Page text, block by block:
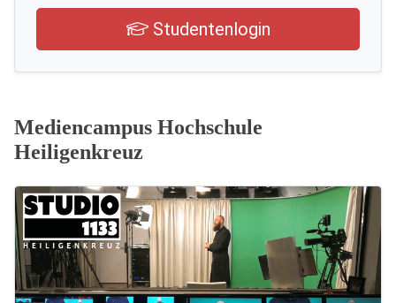
Studentenlogin
Mediencampus Hochschule
Heiligenkreuz